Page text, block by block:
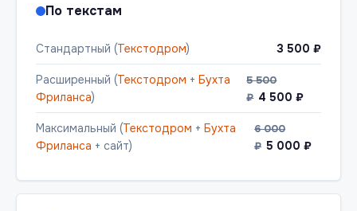
По текстам
Стандартный (Текстодром) 3 500 ₽
Расширенный (Текстодром + Бухта
Фриланса)
5 500
₽ 4 500 ₽
Максимальный (Текстодром + Бухта
Фриланса + сайт)
6 000
₽ 5 000 ₽